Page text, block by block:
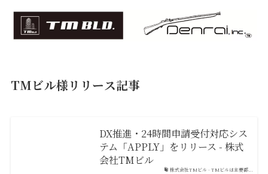
TMビル様リリース記事
株式会社TMビル - TMビルは主要都...
DX推進・24時間申請受付対応シス
テム「APPLY」をリリース - 株式
会社TMビル